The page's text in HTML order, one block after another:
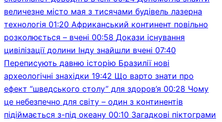
величезне місто мая з тисячами будівель лазерна
технологія 01:20 Африканський континент повільно
розколюється – вчені 00:58 Докази існування
цивілізації долини Інду знайшли вчені 07:40
Переписують давню історію Бразилії нові
археологічні знахідки 19:42 Що варто знати про
ефект “шведського столу” для здоров’я 00:28 Чому
це небезпечно для світу – один з континентів
підіймається з-під океану 00:10 Загадкові піктограми